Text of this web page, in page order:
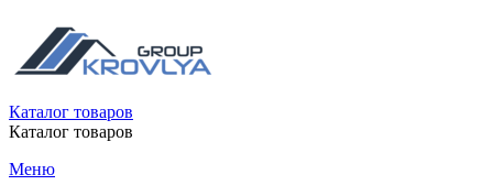
Каталог товаров
Каталог товаров
Меню